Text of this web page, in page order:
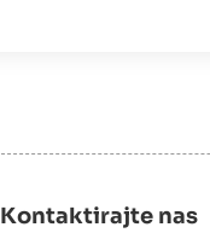
Kontaktirajte nas